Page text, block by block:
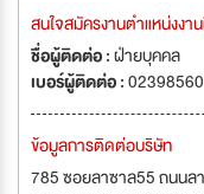
สนใจสมัครงานตำแหน่งง
ชื่อผู้ติดต่อ :ฝ่ายบุคคล
เบอร์ผู้ติดต่อ :
ข้อมูลการติดต่อบริษัท
785 ซอยลาซาล55 ถนนล